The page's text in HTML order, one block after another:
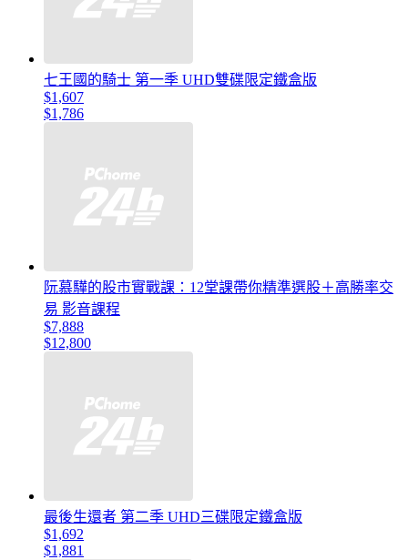
七王國的騎士 第一季 UHD雙碟限定鐵盒版
$1,607
$1,786
阮慕驊的股市實戰課：12堂課帶你精準選股＋高勝率交
易 影音課程
$7,888
$12,800
最後生還者 第二季 UHD三碟限定鐵盒版
$1,692
$1,881